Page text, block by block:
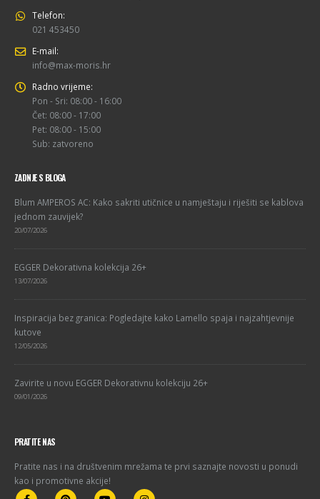
Telefon:
021 453450
E-mail:
info@max-moris.hr
Radno vrijeme:
Pon - Sri: 08:00 - 16:00
Čet: 08:00 - 17:00
Pet: 08:00 - 15:00
Sub: zatvoreno
ZADNJE S BLOGA
Blum AMPEROS AC: Kako sakriti utičnice u namještaju i riješiti se kablova
jednom zauvijek?
20/07/2026
EGGER Dekorativna kolekcija 26+
13/07/2026
Inspiracija bez granica: Pogledajte kako Lamello spaja i najzahtjevnije
kutove
12/05/2026
Zavirite u novu EGGER Dekorativnu kolekciju 26+
09/01/2026
PRATITE NAS
Pratite nas i na društvenim mrežama te prvi saznajte novosti u ponudi
kao i promotivne akcije!